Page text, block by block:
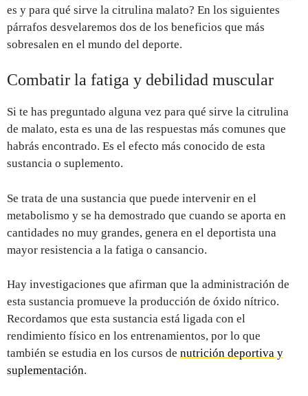
es y para qué sirve la citrulina malato? En los siguientes
párrafos desvelaremos dos de los beneficios que más
sobresalen en el mundo del deporte.
Combatir la fatiga y debilidad muscular
Si te has preguntado alguna vez para qué sirve la citrulina
de malato, esta es una de las respuestas más comunes que
habrás encontrado. Es el efecto más conocido de esta
sustancia o suplemento.
Se trata de una sustancia que puede intervenir en el
metabolismo y se ha demostrado que cuando se aporta en
cantidades no muy grandes, genera en el deportista una
mayor resistencia a la fatiga o cansancio.
Hay investigaciones que afirman que la administración de
esta sustancia promueve la producción de óxido nítrico.
Recordamos que esta sustancia está ligada con el
rendimiento físico en los entrenamientos, por lo que
también se estudia en los cursos de nutrición deportiva y
suplementación.